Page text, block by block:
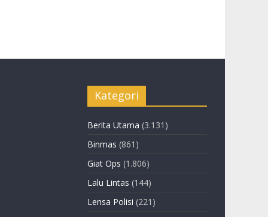
Kategori
Berita Utama (3.131)
Binmas (861)
Giat Ops (1.806)
Lalu Lintas (144)
Lensa Polisi (221)